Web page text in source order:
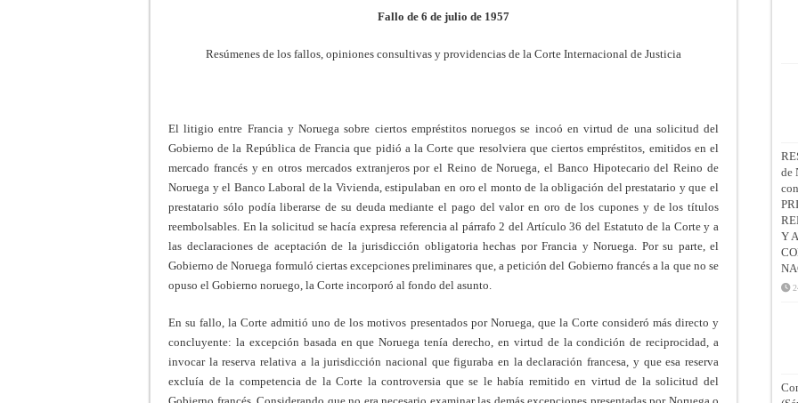
Fallo de 6 de julio de 1957
Resúmenes de los fallos, opiniones consultivas y providencias de la Corte Internacional de Justicia
El litigio entre Francia y Noruega sobre ciertos empréstitos noruegos se incoó en virtud de una solicitud del
Gobierno de la República de Francia que pidió a la Corte que resolviera que ciertos empréstitos, emitidos en el
mercado francés y en otros mercados extranjeros por el Reino de Noruega, el Banco Hipotecario del Reino de
Noruega y el Banco Laboral de la Vivienda, estipulaban en oro el monto de la obligación del prestatario y que el
prestatario sólo podía liberarse de su deuda mediante el pago del valor en oro de los cupones y de los títulos
reembolsables. En la solicitud se hacía expresa referencia al párrafo 2 del Artículo 36 del Estatuto de la Corte y a
las declaraciones de aceptación de la jurisdicción obligatoria hechas por Francia y Noruega. Por su parte, el
Gobierno de Noruega formuló ciertas excepciones preliminares que, a petición del Gobierno francés a la que no se
opuso el Gobierno noruego, la Corte incorporó al fondo del asunto.
En su fallo, la Corte admitió uno de los motivos presentados por Noruega, que la Corte consideró más directo y
concluyente: la excepción basada en que Noruega tenía derecho, en virtud de la condición de reciprocidad, a
invocar la reserva relativa a la jurisdicción nacional que figuraba en la declaración francesa, y que esa reserva
excluía de la competencia de la Corte la controversia que se le había remitido en virtud de la solicitud del
de
Y